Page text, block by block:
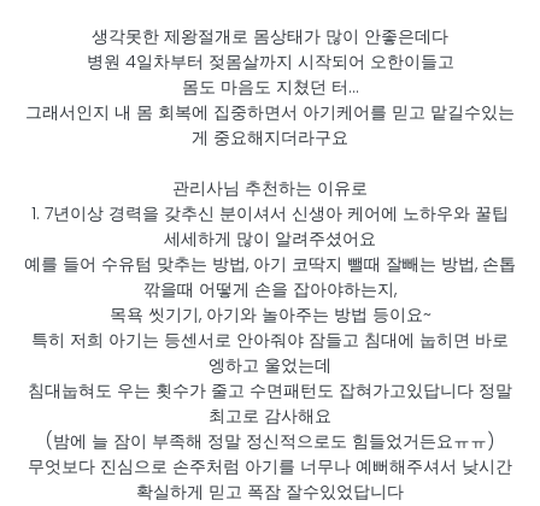
생각못한 제왕절개로 몸상태가 많이 안좋은데다
병원 4일차부터 젖몸살까지 시작되어 오한이들고
몸도 마음도 지쳤던 터...
그래서인지 내 몸 회복에 집중하면서 아기케어를 믿고 맡길수있는
게 중요해지더라구요
관리사님 추천하는 이유로
1. 7년이상 경력을 갖추신 분이셔서 신생아 케어에 노하우와 꿀팁
세세하게 많이 알려주셨어요
예를 들어 수유텀 맞추는 방법, 아기 코딱지 뺄때 잘빼는 방법, 손톱
깎을때 어떻게 손을 잡아야하는지,
목욕 씻기기, 아기와 놀아주는 방법 등이요~
특히 저희 아기는 등센서로 안아줘야 잠들고 침대에 눕히면 바로
엥하고 울었는데
침대눕혀도 우는 횟수가 줄고 수면패턴도 잡혀가고있답니다 정말
최고로 감사해요
(밤에 늘 잠이 부족해 정말 정신적으로도 힘들었거든요ㅠㅠ)
무엇보다 진심으로 손주처럼 아기를 너무나 예뻐해주셔서 낮시간
확실하게 믿고 폭잠 잘수있었답니다